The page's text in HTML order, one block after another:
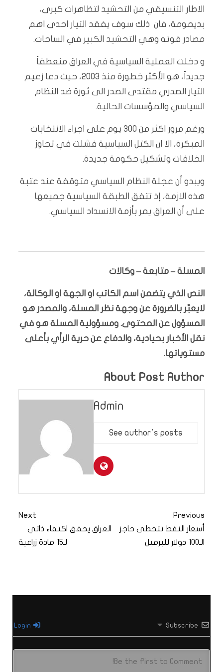
الاطار التنسيقي من التحشيد لتظاهرات كبرى،
بديمومة، فان ذلك سوف يفقد التيار احدى اهم
مصادر قوته وهي التحشيد الكبير في الساحات.
و دخلت العملية السياسية في العراق منعطفاً
جديداً، هو الأكثر خطورة منذ 2003، حيث دعا زعيم
التيار الصدري مقتدى الصدر الى ثورة ضد النظام
السياسي والمؤسسات الحالية.
ورغم مرور اكثر من 300 يوم على اجراء الانتخابات
المبكرة، الا ان الكتل السياسية فشلت في تجاوز
الخلافات وتشكيل حكومة جديدة.
ويبدو أن عجلة النظام السياسي متوقفة عند عتبة
هذه الازمة، إذ تتفق الطبقة السياسية جميعها
على أن العراق يمر بأزمة الانسداد السياسي.
المسلة – متابعة – وكالات
النص الذي يتضمن اسم الكاتب او الجهة او الوكالة،
لايعبّر بالضرورة عن وجهة نظر المسلة، والمصدر هو
المسؤول عن المحتوى. ومسؤولية المسلة هو في
نقل الأخبار بحيادية، والدفاع عن حرية الرأي بأعلى
مستوياتها.
About Post Author
Admin
See author's posts
Previous
أسعار النفط تتخطى حاجز
الـ100 دولار للبرميل
Next
العراق يحقق اكتفاء ذاتي
لـ15 مادة زراعية
Subscribe